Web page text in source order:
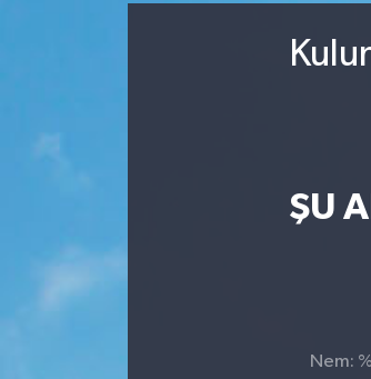
ŞU
Nem:
Süper Lig Puan Durumu ve Fikstür